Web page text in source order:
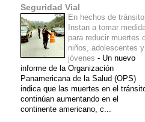
Seguridad Vial
En hechos de tránsito
Instan a tomar
para reducir muertes
niños, adolescentes y
jóvenes - Un nuevo
informe de la Organización
Panamericana de la Salud (OPS)
indica que las muertes en el
continúan aumentando en el
continente americano, c...